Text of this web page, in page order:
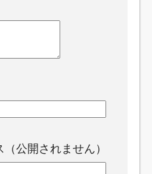
公開されません）